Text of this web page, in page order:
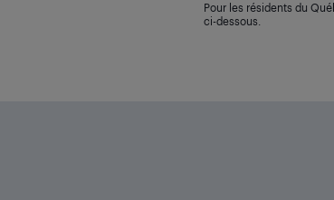
Pour les résidents du
ci-dessous.